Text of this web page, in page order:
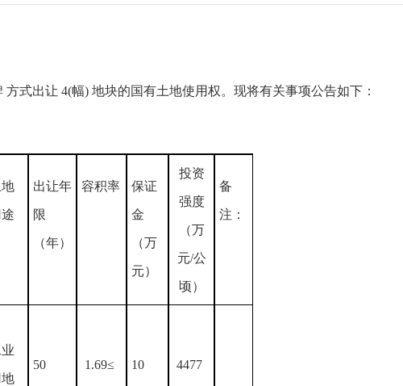
式出让 4(幅) 地块的国有土地使用权。现将有关事项公告如下：
出让年
限
（年）
容积率 保证
金
（万
元）
投资
强度
（万
元/公
顷）
备
注：
地
50 1.69≤ 10 4477